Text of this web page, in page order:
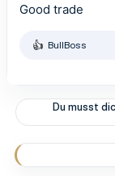
Good trade
R
t
o
n
n
BullBoss
Du musst